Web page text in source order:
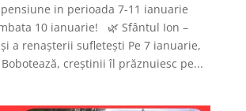
in perioada 7-11 ianuarie
10 ianuarie! 🌿 Sfântul Ion –
a renașterii sufletești Pe 7 ianuarie,
creștinii îl prăznuiesc pe...